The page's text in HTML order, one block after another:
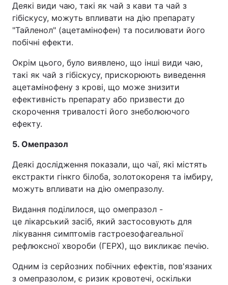
Деякі види чаю, такі як чай з кави та чай з
гібіскусу, можуть впливати на дію препарату
"Тайленол" (ацетамінофен) та посилювати його
побічні ефекти.
Окрім цього, було виявлено, що інші види чаю,
такі як чай з гібіскусу, прискорюють виведення
ацетамінофену з крові, що може знизити
ефективність препарату або призвести до
скорочення тривалості його знеболюючого
ефекту.
5. Омепразол
Деякі дослідження показали, що чаї, які містять
екстракти гінкго білоба, золотокореня та імбиру,
можуть впливати на дію омепразолу.
Видання поділилося, що омепразол -
це лікарський засіб, який застосовують для
лікування симптомів гастроезофагеальної
рефлюксної хвороби (ГЕРХ), що викликає печію.
Одним із серйозних побічних ефектів, пов'язаних
з омепразолом, є ризик кровотечі, оскільки